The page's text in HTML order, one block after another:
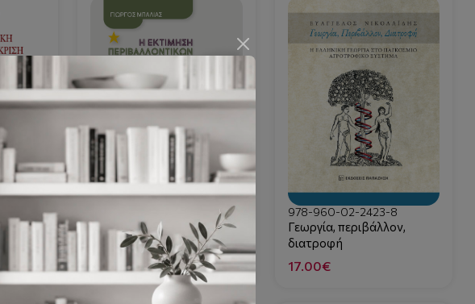
Η εκτίμηση
περιβαλλοντικών
επιπτώσεων στην
Ευρωπαϊκή Ένωση
15.90€
978-960-02-2423-8
Γεωργία, περιβάλλον,
διατροφή
17.00€